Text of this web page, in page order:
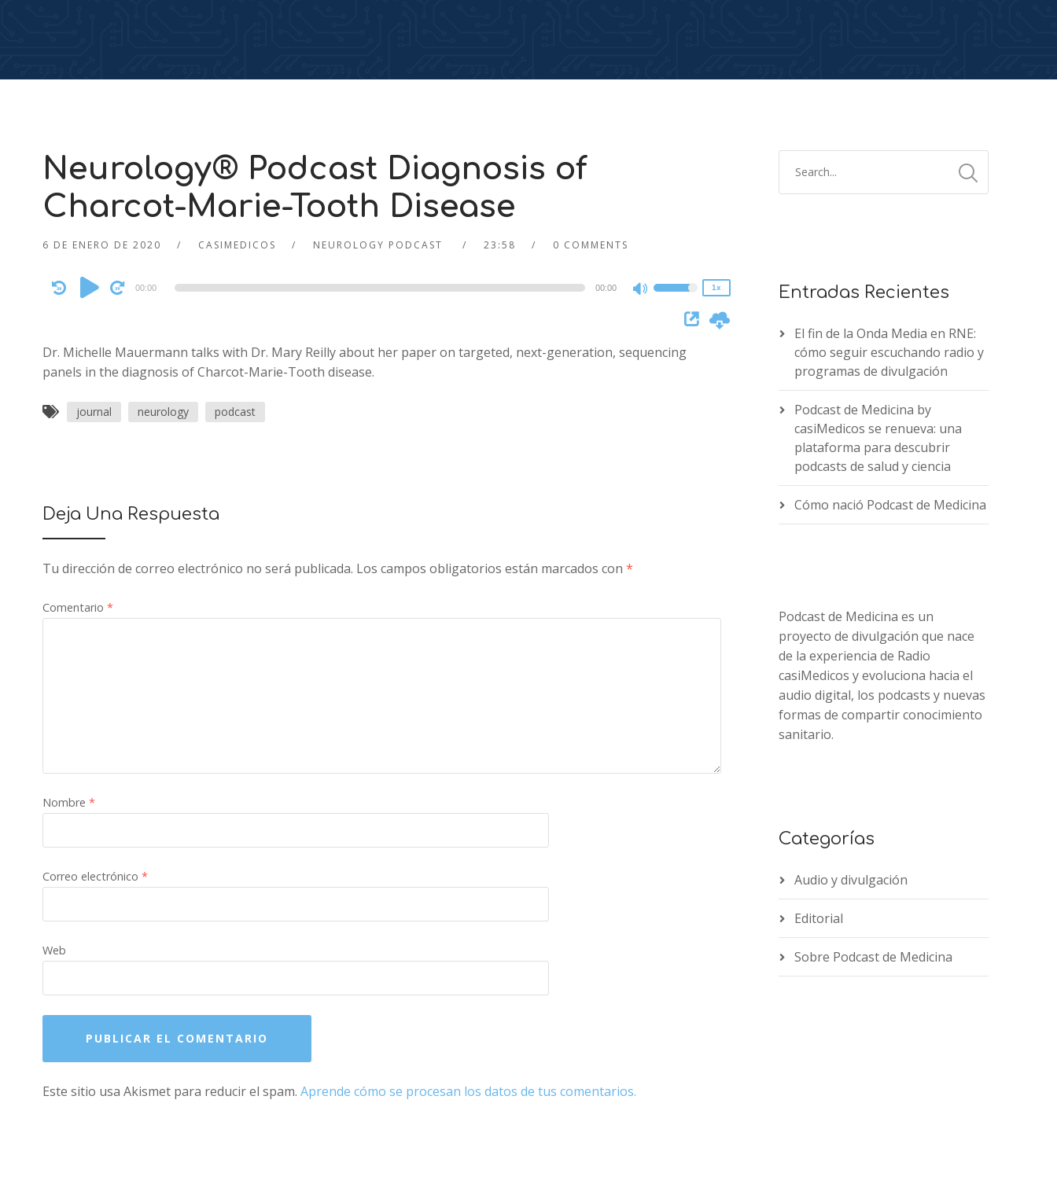
Neurology® Podcast Diagnosis of
Charcot-Marie-Tooth Disease
6 DE ENERO DE 2020 CASIMEDICOS NEUROLOGY PODCAST 23:58 0 COMMENTS
Audio
Player
00:00 00:00
Use
Up/Down
keys
1x
Dr. Michelle Mauermann talks with Dr. Mary Reilly about her paper on targeted, next-generation, sequencing
panels in the diagnosis of Charcot-Marie-Tooth disease.
journal neurology podcast
Deja Una Respuesta
Tu dirección de correo electrónico no será publicada. Los campos obligatorios están marcados con *
Comentario *
Nombre *
Correo electrónico *
Web
Este sitio usa Akismet para reducir el spam. Aprende cómo se procesan los datos de tus comentarios.
Entradas Recientes
El fin de la Onda Media en RNE:
cómo seguir escuchando radio y
programas de divulgación
Podcast de Medicina by
casiMedicos se renueva: una
plataforma para descubrir
podcasts de salud y ciencia
Cómo nació Podcast de Medicina
Podcast de Medicina es un
proyecto de divulgación que nace
de la experiencia de Radio
casiMedicos y evoluciona hacia el
audio digital, los podcasts y nuevas
formas de compartir conocimiento
sanitario.
Categorías
Audio y divulgación
Editorial
Sobre Podcast de Medicina